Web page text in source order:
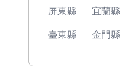
屏東縣 宜蘭縣
臺東縣 金門縣